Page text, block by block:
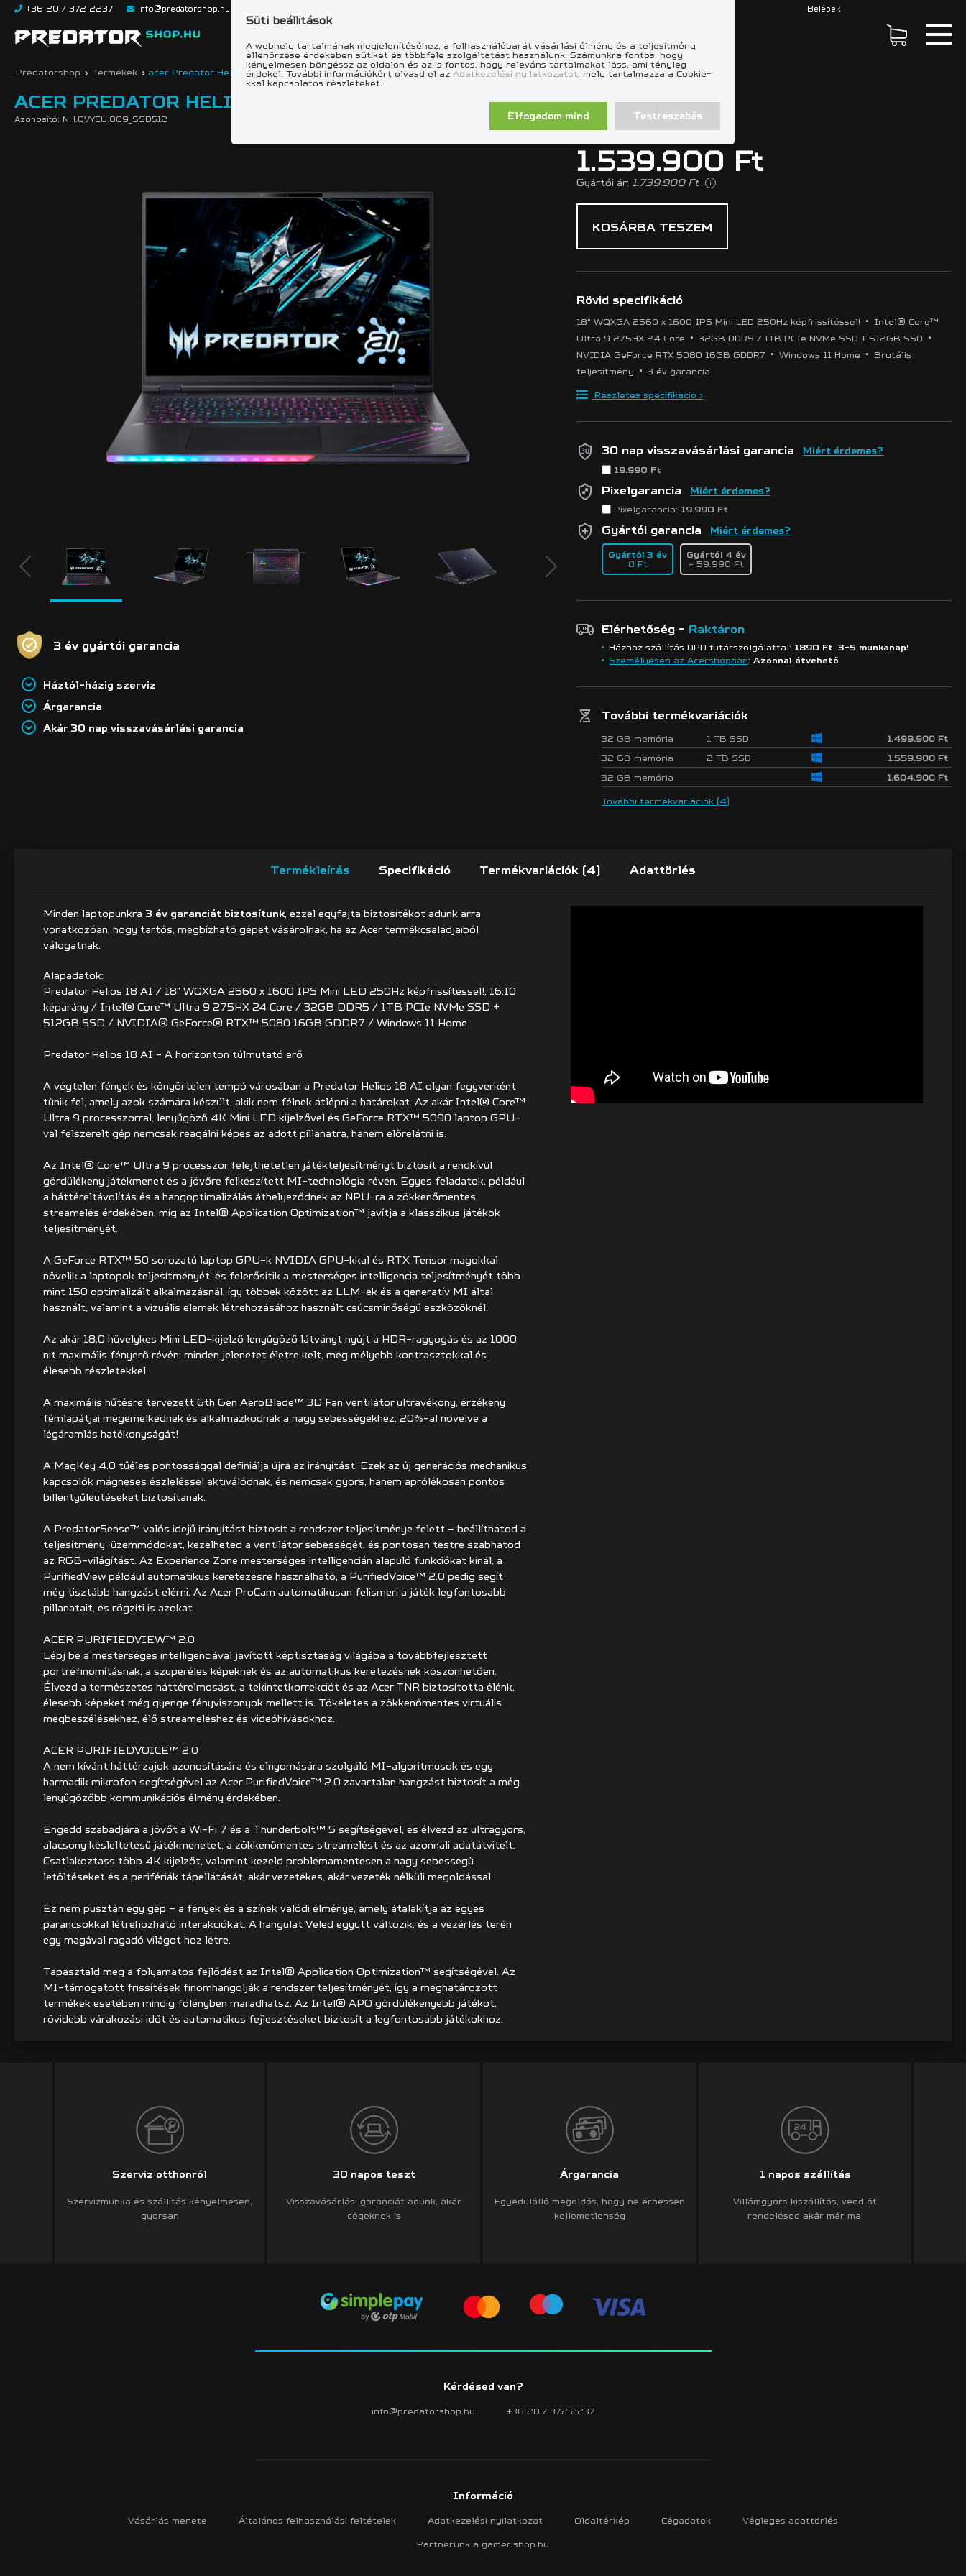
Süti beállítások
A webhely tartalmának megjelenítéséhez, a felhasználóbarát vásárlási élmény és a teljesítmény
ellenőrzése érdekében sütiket és többféle szolgáltatást használunk. Számunkra fontos, hogy
kényelmesen böngéssz az oldalon és az is fontos, hogy releváns tartalmakat láss, ami tényleg
érdekel. További információkért olvasd el az Adatkezelési nyilatkozatot , mely tartalmazza a Cookie-
kkal kapcsolatos részleteket.
Elfogadom mind Testreszabás
+36 20 / 372 2237 info@predatorshop.hu Belépek
Predatorshop > Termékek > acer Predator Helios 18 AI - PH18-73-97UG
ACER PREDATOR HELIOS 18 AI - PH18-73-97UG
Azonosító: NH.QVYEU.009_SSD512
3 év gyártói garancia
Háztól-házig szerviz
Árgarancia
Akár 30 nap visszavásárlási garancia
1.539.900 Ft
Gyártói ár: 1.739.900 Ft i
KOSÁRBA TESZEM
Rövid specifikáció
18" WQXGA 2560 x 1600 IPS Mini LED 250Hz képfrissítéssel! •
Intel® Core™
Ultra 9 275HX 24 Core
• 32GB DDR5 / 1TB PCIe NVMe SSD + 512GB SSD •
NVIDIA GeForce RTX 5080 16GB GDDR7 • Windows 11 Home •
Brutális
teljesítmény
• 3 év garancia
Részletes specifikáció >
30 nap visszavásárlási garancia Miért érdemes?
19.990 Ft
Pixelgarancia Miért érdemes?
Pixelgarancia: 19.990 Ft
Gyártói garancia Miért érdemes?
Gyártói 3 év
0 Ft
Gyártói 4 év
+ 59.990 Ft
Elérhetőség - Raktáron
Házhoz szállítás DPD futárszolgálattal: 1890 Ft ,3-5 munkanap!
Személyesen az Acershopban:Azonnal átvehető
További termékvariációk
32 GB memória 1 TB SSD 1.499.900 Ft
32 GB memória 2 TB SSD 1.559.900 Ft
32 GB memória 1.604.900 Ft
További termékvariációk (4)
Termékleírás Specifikáció Termékvariációk (4) Adattörlés
Minden laptopunkra 3 év garanciát biztosítunk, ezzel egyfajta biztosítékot adunk arra
vonatkozóan, hogy tartós, megbízható gépet vásárolnak, ha az Acer termékcsaládjaiból
válogatnak.
Alapadatok:
Predator Helios 18 AI / 18" WQXGA 2560 x 1600 IPS Mini LED 250Hz képfrissítéssel!, 16:10
képarány / Intel® Core™ Ultra 9 275HX 24 Core / 32GB DDR5 / 1TB PCIe NVMe SSD +
512GB SSD / NVIDIA® GeForce® RTX™ 5080 16GB GDDR7 / Windows 11 Home
Predator Helios 18 AI - A horizonton túlmutató erő
A végtelen fények és könyörtelen tempó városában a Predator Helios 18 AI olyan fegyverként
tűnik fel, amely azok számára készült, akik nem félnek átlépni a határokat. Az akár Intel® Core™
Ultra 9 processzorral, lenyűgöző 4K Mini LED kijelzővel és GeForce RTX™ 5090 laptop GPU-
val felszerelt gép nemcsak reagálni képes az adott pillanatra, hanem előrelátni is.
Az Intel® Core™ Ultra 9 processzor felejthetetlen játékteljesítményt biztosít a rendkívül
gördülékeny játékmenet és a jövőre felkészített MI-technológia révén. Egyes feladatok, például
a háttéreltávolítás és a hangoptimalizálás áthelyeződnek az NPU-ra a zökkenőmentes
streamelés érdekében, míg az Intel® Application Optimization™ javítja a klasszikus játékok
teljesítményét.
A GeForce RTX™ 50 sorozatú laptop GPU-k NVIDIA GPU-kkal és RTX Tensor magokkal
növelik a laptopok teljesítményét, és felerősítik a mesterséges intelligencia teljesítményét több
mint 150 optimalizált alkalmazásnál, így többek között az LLM-ek és a generatív MI által
használt, valamint a vizuális elemek létrehozásához használt csúcsminőségű eszközöknél.
Az akár 18,0 hüvelykes Mini LED-kijelző lenyűgöző látványt nyújt a HDR-ragyogás és az 1000
nit maximális fényerő révén: minden jelenetet életre kelt, még mélyebb kontrasztokkal és
élesebb részletekkel.
A maximális hűtésre tervezett 6th Gen AeroBlade™ 3D Fan ventilátor ultravékony, érzékeny
fémlapátjai megemelkednek és alkalmazkodnak a nagy sebességekhez, 20%-al növelve a
légáramlás hatékonyságát!
A MagKey 4.0 tűéles pontossággal definiálja újra az irányítást. Ezek az új generációs mechanikus
kapcsolók mágneses észleléssel aktiválódnak, és nemcsak gyors, hanem aprólékosan pontos
billentyűleütéseket biztosítanak.
A PredatorSense™ valós idejű irányítást biztosít a rendszer teljesítménye felett – beállíthatod a
teljesítmény-üzemmódokat, kezelheted a ventilátor sebességét, és pontosan testre szabhatod
az RGB-világítást. Az Experience Zone mesterséges intelligencián alapuló funkciókat kínál, a
PurifiedView például automatikus keretezésre használható, a PurifiedVoice™ 2.0 pedig segít
még tisztább hangzást elérni. Az Acer ProCam automatikusan felismeri a játék legfontosabb
pillanatait, és rögzíti is azokat.
ACER PURIFIEDVIEW™ 2.0
Lépj be a mesterséges intelligenciával javított képtisztaság világába a továbbfejlesztett
portréfinomításnak, a szuperéles képeknek és az automatikus keretezésnek köszönhetően.
Élvezd a természetes háttérelmosást, a tekintetkorrekciót és az Acer TNR biztosította élénk,
élesebb képeket még gyenge fényviszonyok mellett is. Tökéletes a zökkenőmentes virtuális
megbeszélésekhez, élő streameléshez és videóhívásokhoz.
ACER PURIFIEDVOICE™ 2.0
A nem kívánt háttérzajok azonosítására és elnyomására szolgáló MI-algoritmusok és egy
harmadik mikrofon segítségével az Acer PurifiedVoice™ 2.0 zavartalan hangzást biztosít a még
lenyűgözőbb kommunikációs élmény érdekében.
Engedd szabadjára a jövőt a Wi-Fi 7 és a Thunderbolt™ 5 segítségével, és élvezd az ultragyors,
alacsony késleltetésű játékmenetet, a zökkenőmentes streamelést és az azonnali adatátvitelt.
Csatlakoztass több 4K kijelzőt, valamint kezeld problémamentesen a nagy sebességű
letöltéseket és a perifériák tápellátását, akár vezetékes, akár vezeték nélküli megoldással.
Ez nem pusztán egy gép – a fények és a színek valódi élménye, amely átalakítja az egyes
parancsokkal létrehozható interakciókat. A hangulat Veled együtt változik, és a vezérlés terén
egy magával ragadó világot hoz létre.
Tapasztald meg a folyamatos fejlődést az Intel® Application Optimization™ segítségével. Az
MI-támogatott frissítések finomhangolják a rendszer teljesítményét, így a meghatározott
termékek esetében mindig fölényben maradhatsz. Az Intel® APO gördülékenyebb játékot,
rövidebb várakozási időt és automatikus fejlesztéseket biztosít a legfontosabb játékokhoz.
Szerviz otthonról
Szervizmunka és szállítás kényelmesen,
gyorsan
30 napos teszt
Visszavásárlási garanciát adunk, akár
cégeknek is
Árgarancia
Egyedülálló megoldás, hogy ne érhessen
kellemetlenség
1 napos szállítás
Villámgyors kiszállítás, vedd át
rendelésed akár már ma!
Kérdésed van?
info@predatorshop.hu +36 20 / 372 2237
Információ
Vásárlás menete Általános felhasználási feltételek Adatkezelési nyilatkozat Oldaltérkép Cégadatok Végleges adattörlés
Partnerünk a gamer.shop.hu